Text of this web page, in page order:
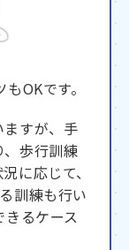
OKです。
ますが、手
歩行訓練
に応じて、
訓練も行い
るケース